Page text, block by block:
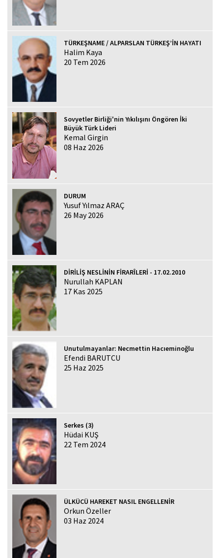
TÜRKEŞNAME / ALPARSLAN TÜRKEŞ’İN HAYATI
Halim Kaya
20 Tem 2026
Sovyetler Birliği'nin Yıkılışını Öngören İki
Büyük Türk Lideri
Kemal Girgin
08 Haz 2026
DURUM
Yusuf Yılmaz ARAÇ
26 May 2026
DİRİLİŞ NESLİNİN FİRARÎLERİ - 17.02.2010
Nurullah KAPLAN
17 Kas 2025
Unutulmayanlar: Necmettin Hacıeminoğlu
Efendi BARUTCU
25 Haz 2025
Serkes (3)
Hüdai KUŞ
22 Tem 2024
ÜLKÜCÜ HAREKET NASIL ENGELLENİR
Orkun Özeller
03 Haz 2024